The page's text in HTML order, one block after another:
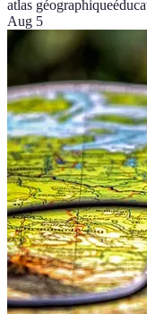
atlas géographique
Aug 5